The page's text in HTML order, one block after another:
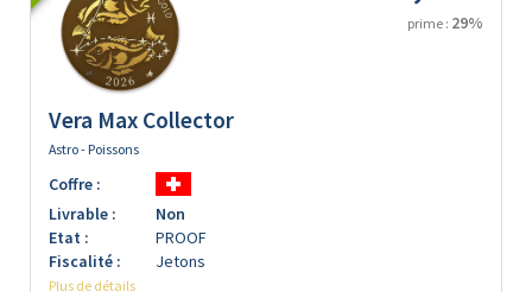
prime : 29%
Vera Max Collector
Astro - Poissons
Coffre :
Livrable :
Non
Etat :
PROOF
Fiscalité :
Jetons
Plus de détails